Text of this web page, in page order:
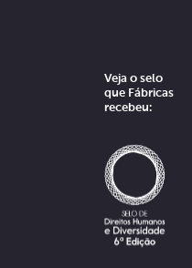
Veja o selo
que Fábricas
recebeu: